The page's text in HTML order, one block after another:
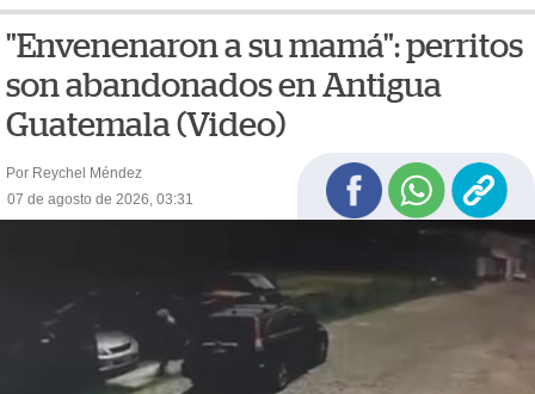
"Envenenaron a su mamá": perritos
son abandonados en Antigua
Guatemala (Video)
Por Reychel Méndez
07 de agosto de 2026, 03:31